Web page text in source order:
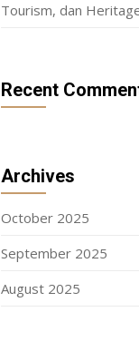
Tourism, dan
Recent
Archives
October 2025
September 2025
August 2025